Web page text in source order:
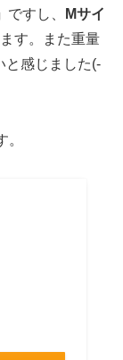
ですし、
Mサイ
す。また重量
と感じました(-